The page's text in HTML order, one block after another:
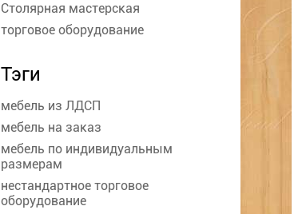
Столярная мастерская
торговое оборудование
Тэги
мебель из ЛДСП
мебель на заказ
мебель по индивидуальным
размерам
нестандартное торговое
оборудование